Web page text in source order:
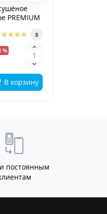
PREMIUM
8
%
В корзину
постоянным